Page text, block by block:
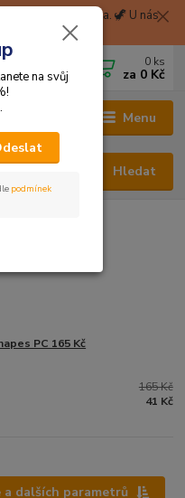
pobočku zdarma. 🦖 U nás
za zaregistraci. 🦖
Menu
Hledat
0 ks
za 0 Kč
PC 165 Kč
165 Kč
41 Kč
dalších parametrů
na svůj
podmínek